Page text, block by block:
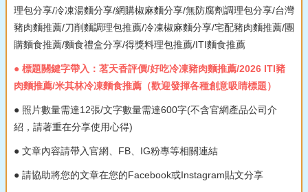
理包分享/冷凍湯麵分享/網購椒麻麵分享/無防腐劑調理包分享/台灣
豬肉麵推薦/刀削麵調理包推薦/冷凍椒麻麵分享/宅配豬肉麵推薦/團
購麵食推薦/麵食禮盒分享/得獎料理包推薦/ITI麵食推薦
● 標題關鍵字帶入：茗天香評價/好吃冷凍豬肉麵推薦/2026 ITI豬
肉麵推薦/米其林冷凍麵食推薦（歡迎發揮各種創意吸睛標題）
● 照片數量需達12張/文字數量需達600字(不含官網產品公司介
紹，請著重在分享使用心得)
● 文章內容請帶入官網、FB、IG粉專等相關連結
● 請協助將您的文章在您的Facebook或Instagram貼文分享